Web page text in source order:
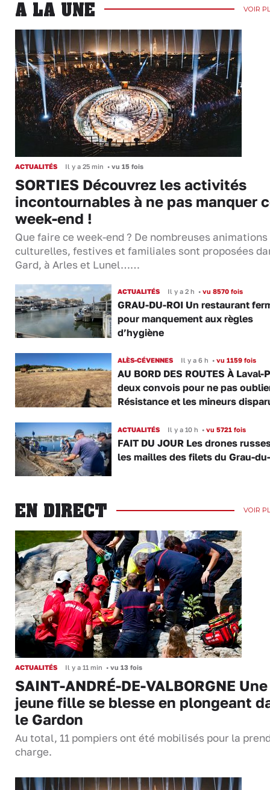
A LA UNE VOIR
ACTUALITÉS Il y a 25 min • vu 15 fois
SORTIES Découvrez les activités
incontournables à ne pas manquer
week-end !
Que faire ce week-end ? De nombreuses animations
culturelles, festives et familiales sont proposées
Gard, à Arles et Lunel……
ACTUALITÉS Il y a 2 h •vu 8570 fois
GRAU-DU-ROI Un restaurant
pour manquement aux règles
d’hygiène
ALÈS-CÉVENNES Il y a 6 h •vu 1159 fois
AU BORD DES ROUTES À Laval-
deux convois pour ne pas
Résistance et les mineurs
ACTUALITÉS Il y a 10 h •vu 5721 fois
FAIT DU JOUR Les drones
les mailles des filets du Grau-
EN DIRECT VOIR
ACTUALITÉS Il y a 11 min • vu 13 fois
SAINT-ANDRÉ-DE-VALBORGNE Une
jeune fille se blesse en plongeant
le Gardon
Au total, 11 pompiers ont été mobilisés pour la
charge.